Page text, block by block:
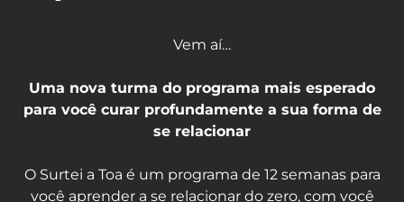
Vem aí…
Uma nova turma do programa mais esperado
para você curar profundamente a sua forma de
se relacionar
O Surtei a Toa é um programa de 12 semanas para
você aprender a se relacionar do zero, com você